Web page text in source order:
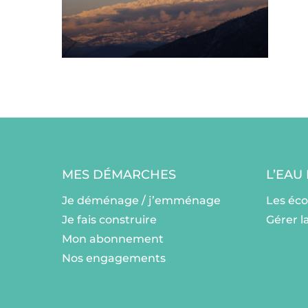
MES DÉMARCHES
Je déménage / j’emménage
Je fais construire
Mon abonnement
Nos engagements
Les
Gérer